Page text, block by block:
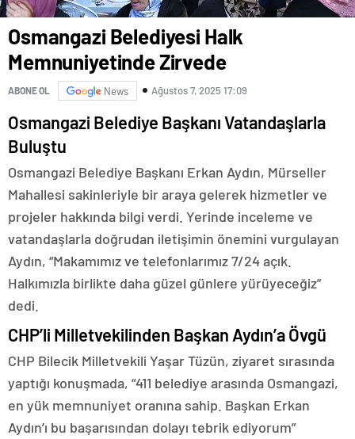
Osmangazi Belediyesi Halk
Memnuniyetinde Zirvede
ABONE OL News Ağustos 7, 2025 17:09
Osmangazi Belediye Başkanı Vatandaşlarla
Buluştu
Osmangazi Belediye Başkanı Erkan Aydın, Mürseller
Mahallesi sakinleriyle bir araya gelerek hizmetler ve
projeler hakkında bilgi verdi. Yerinde inceleme ve
vatandaşlarla doğrudan iletişimin önemini vurgulayan
Aydın, “Makamımız ve telefonlarımız 7/24 açık.
Halkımızla birlikte daha güzel günlere yürüyeceğiz”
dedi.
CHP’li Milletvekilinden Başkan Aydın’a Övgü
CHP Bilecik Milletvekili Yaşar Tüzün, ziyaret sırasında
yaptığı konuşmada, “411 belediye arasında Osmangazi,
en yük memnuniyet oranına sahip. Başkan Erkan
Aydın’ı bu başarısından dolayı tebrik ediyorum”